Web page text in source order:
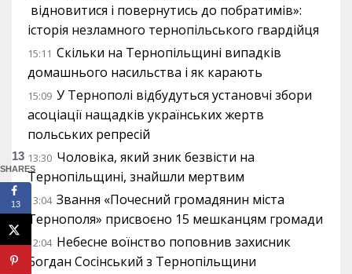
відновитися і повернутись до побратимів»:
історія незламного тернопільського гвардійця
15:11 Скільки на Тернопільщині випадків
домашнього насильства і як карають
15:09 У Тернополі відбудуться установчі збори
асоціації нащадків українських жертв
польських репресій
13:30 Чоловіка, який зник безвісти на
Тернопільщині, знайшли мертвим
13:04 Звання «Почесний громадянин міста
Тернополя» присвоєно 15 мешканцям громади
12:04 Небесне воїнство поповнив захисник
Богдан Сосінський з Тернопільщини
13
SHARES
13